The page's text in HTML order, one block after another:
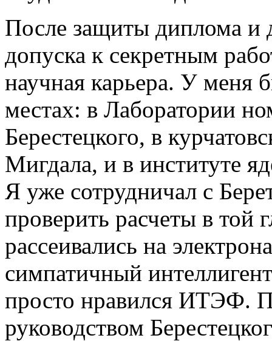
После защиты диплома и
допуска к секретным
научная карьера. У меня
местах: в Лаборатории
Берестецкого, в
Мигдала, и в институте
Я уже сотрудничал с
проверить расчеты в той
рассеивались на
симпатичный
просто нравился ИТЭФ.
руководством